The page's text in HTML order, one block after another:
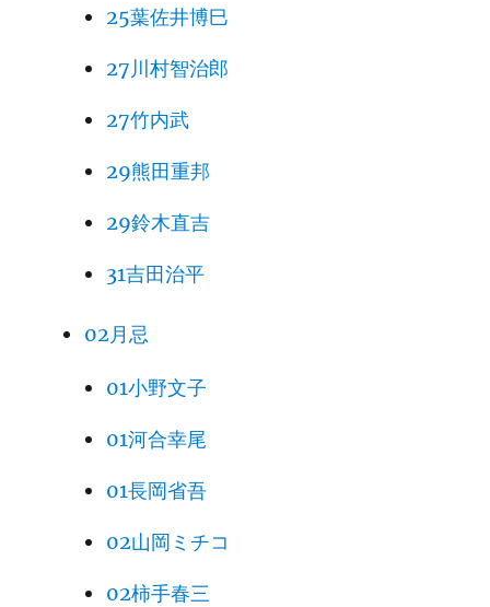
25葉佐井博巳
27川村智治郎
27竹内武
29熊田重邦
29鈴木直吉
31吉田治平
02月忌
01小野文子
01河合幸尾
01長岡省吾
02山岡ミチコ
02柿手春三